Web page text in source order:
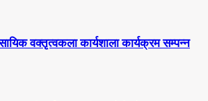
वक्तृत्वकला कार्यशाला कार्यक्रम सम्पन्न